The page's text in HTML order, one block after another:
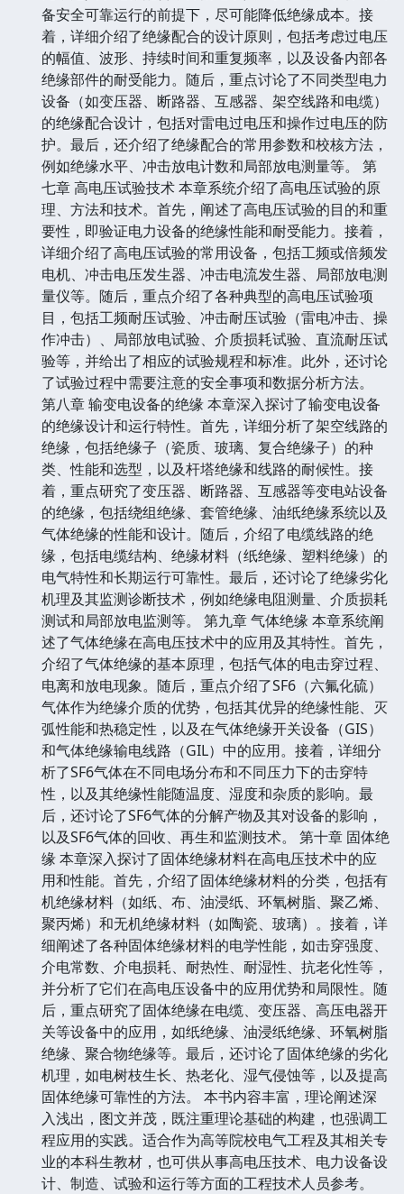
备安全可靠运行的前提下，尽可能降低绝缘成本。接
着，详细介绍了绝缘配合的设计原则，包括考虑过电压
的幅值、波形、持续时间和重复频率，以及设备内部各
绝缘部件的耐受能力。随后，重点讨论了不同类型电力
设备（如变压器、断路器、互感器、架空线路和电缆）
的绝缘配合设计，包括对雷电过电压和操作过电压的防
护。最后，还介绍了绝缘配合的常用参数和校核方法，
例如绝缘水平、冲击放电计数和局部放电测量等。 第
七章 高电压试验技术 本章系统介绍了高电压试验的原
理、方法和技术。首先，阐述了高电压试验的目的和重
要性，即验证电力设备的绝缘性能和耐受能力。接着，
详细介绍了高电压试验的常用设备，包括工频或倍频发
电机、冲击电压发生器、冲击电流发生器、局部放电测
量仪等。随后，重点介绍了各种典型的高电压试验项
目，包括工频耐压试验、冲击耐压试验（雷电冲击、操
作冲击）、局部放电试验、介质损耗试验、直流耐压试
验等，并给出了相应的试验规程和标准。此外，还讨论
了试验过程中需要注意的安全事项和数据分析方法。
第八章 输变电设备的绝缘 本章深入探讨了输变电设备
的绝缘设计和运行特性。首先，详细分析了架空线路的
绝缘，包括绝缘子（瓷质、玻璃、复合绝缘子）的种
类、性能和选型，以及杆塔绝缘和线路的耐候性。接
着，重点研究了变压器、断路器、互感器等变电站设备
的绝缘，包括绕组绝缘、套管绝缘、油纸绝缘系统以及
气体绝缘的性能和设计。随后，介绍了电缆线路的绝
缘，包括电缆结构、绝缘材料（纸绝缘、塑料绝缘）的
电气特性和长期运行可靠性。最后，还讨论了绝缘劣化
机理及其监测诊断技术，例如绝缘电阻测量、介质损耗
测试和局部放电监测等。 第九章 气体绝缘 本章系统阐
述了气体绝缘在高电压技术中的应用及其特性。首先，
介绍了气体绝缘的基本原理，包括气体的电击穿过程、
电离和放电现象。随后，重点介绍了SF6（六氟化硫）
气体作为绝缘介质的优势，包括其优异的绝缘性能、灭
弧性能和热稳定性，以及在气体绝缘开关设备（GIS）
和气体绝缘输电线路（GIL）中的应用。接着，详细分
析了SF6气体在不同电场分布和不同压力下的击穿特
性，以及其绝缘性能随温度、湿度和杂质的影响。最
后，还讨论了SF6气体的分解产物及其对设备的影响，
以及SF6气体的回收、再生和监测技术。 第十章 固体绝
缘 本章深入探讨了固体绝缘材料在高电压技术中的应
用和性能。首先，介绍了固体绝缘材料的分类，包括有
机绝缘材料（如纸、布、油浸纸、环氧树脂、聚乙烯、
聚丙烯）和无机绝缘材料（如陶瓷、玻璃）。接着，详
细阐述了各种固体绝缘材料的电学性能，如击穿强度、
介电常数、介电损耗、耐热性、耐湿性、抗老化性等，
并分析了它们在高电压设备中的应用优势和局限性。随
后，重点研究了固体绝缘在电缆、变压器、高压电器开
关等设备中的应用，如纸绝缘、油浸纸绝缘、环氧树脂
绝缘、聚合物绝缘等。最后，还讨论了固体绝缘的劣化
机理，如电树枝生长、热老化、湿气侵蚀等，以及提高
固体绝缘可靠性的方法。 本书内容丰富，理论阐述深
入浅出，图文并茂，既注重理论基础的构建，也强调工
程应用的实践。适合作为高等院校电气工程及其相关专
业的本科生教材，也可供从事高电压技术、电力设备设
计、制造、试验和运行等方面的工程技术人员参考。